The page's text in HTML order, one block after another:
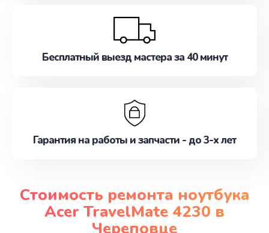
Бесплатный выезд мастера за 40 минут
Гарантия на работы и запчасти - до 3-х лет
Стоимость ремонта ноутбука
Acer TravelMate 4230 в
Череповце